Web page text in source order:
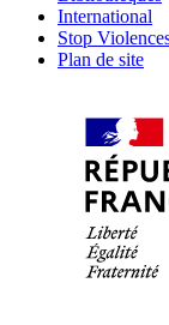
International
Stop
Plan de site